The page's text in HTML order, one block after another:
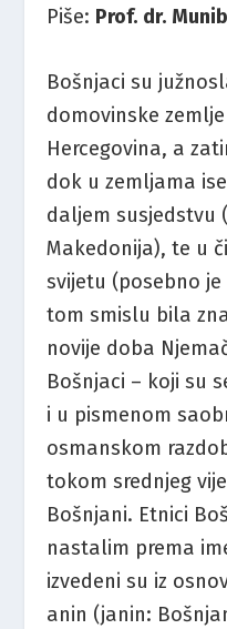
Piše: Prof. dr.
Bošnjaci su
domovinske
Hercegovina, a
dok u zemljama
daljem susjedstvu
Makedonija), te u
svijetu (posebno
tom smislu bila
novije doba
Bošnjaci – koji su
i u pismenom
osmanskom
tokom srednjeg
Bošnjani. Etnici
nastalim prema
izvedeni su iz
anin (janin: